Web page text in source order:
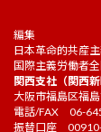
編集
日本革命的共産
国際主義労働者
関西支社（関西新
大阪市福島区福
電話/FAX 06-
振替口座